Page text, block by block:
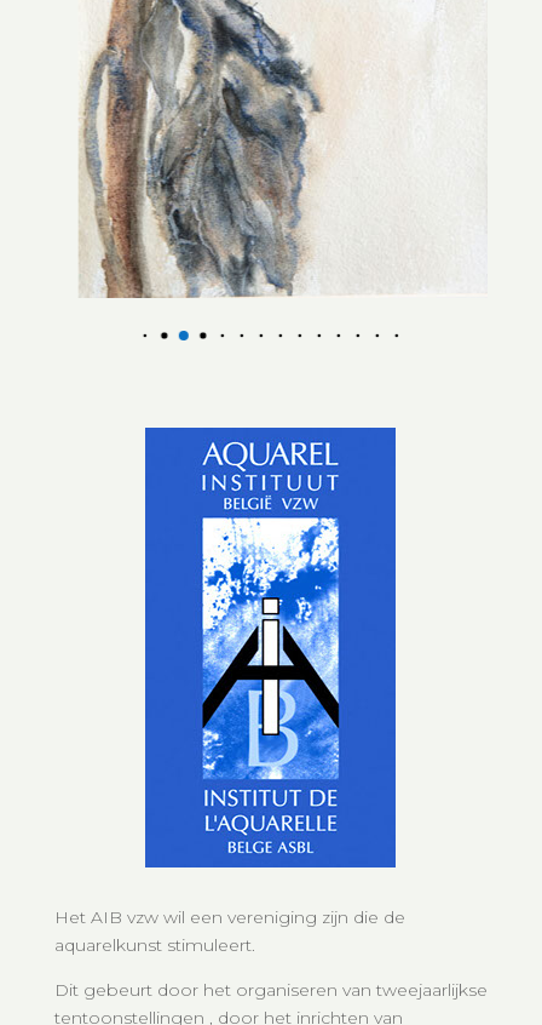
Het AIB vzw wil een vereniging zijn die de
Dit gebeurt door het organiseren van tweejaarlijkse